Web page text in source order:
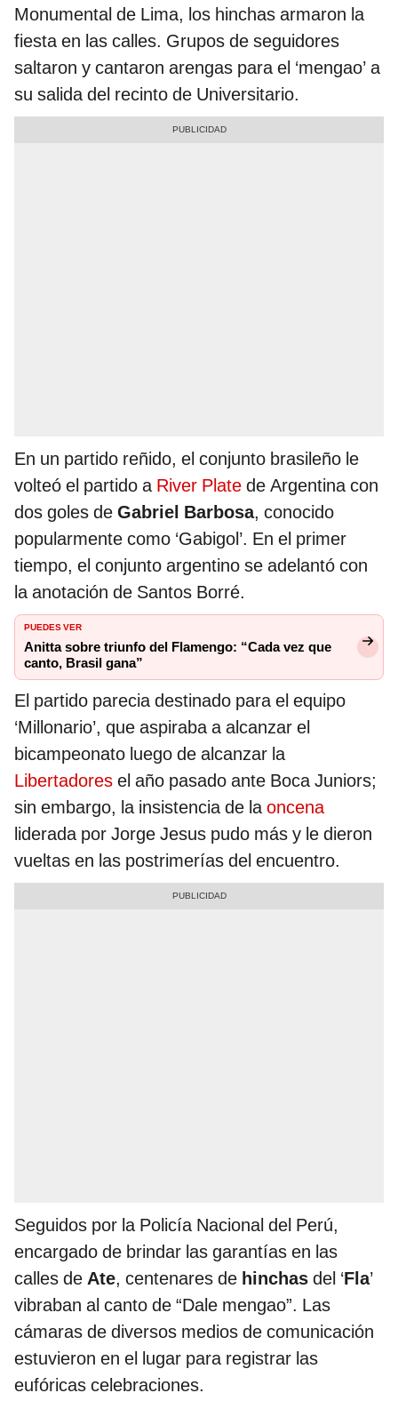
Monumental de Lima, los hinchas armaron la
fiesta en las calles. Grupos de seguidores
saltaron y cantaron arengas para el ‘mengao’ a
su salida del recinto de Universitario.
En un partido reñido, el conjunto brasileño le
volteó el partido a River Plate de Argentina con
dos goles de Gabriel Barbosa, conocido
popularmente como ‘Gabigol’. En el primer
tiempo, el conjunto argentino se adelantó con
la anotación de Santos Borré.
PUEDES VER
Anitta sobre triunfo del Flamengo: “Cada vez que
canto, Brasil gana”
El partido parecia destinado para el equipo
‘Millonario’, que aspiraba a alcanzar el
bicampeonato luego de alcanzar la
Libertadores el año pasado ante Boca Juniors;
sin embargo, la insistencia de laoncena
liderada por Jorge Jesus pudo más y le dieron
vueltas en las postrimerías del encuentro.
Seguidos por la Policía Nacional del Perú,
encargado de brindar las garantías en las
calles de Ate, centenares de hinchas del ‘Fla’
vibraban al canto de “Dale mengao”. Las
cámaras de diversos medios de comunicación
estuvieron en el lugar para registrar las
eufóricas celebraciones.